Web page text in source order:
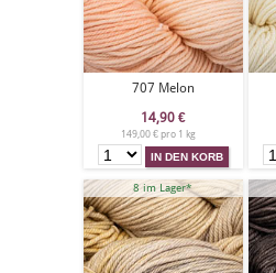
707 Melon
14,90 €
149,00 € pro 1 kg
8 im Lager*